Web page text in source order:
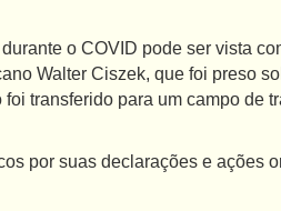
o COVID pode ser vista
Walter Ciszek, que foi preso
transferido para um campo de
por suas declarações e ações